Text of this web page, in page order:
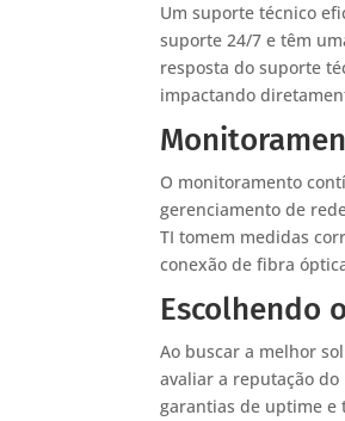
Um suporte técnico
suporte 24/7 e têm
resposta do suporte
impactando
O monitoramento
gerenciamento de
TI tomem medidas
conexão de fibra
Escolhendo
Ao buscar a melhor
avaliar a reputação
garantias de uptime e